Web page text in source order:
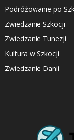
Podróżowanie po
Zwiedzanie Szkocji
Zwiedzanie Tunezji
Kultura w Szkocji
Zwiedzanie Danii